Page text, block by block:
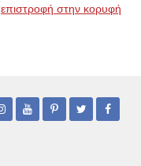
επιστροφή στην κορυφή